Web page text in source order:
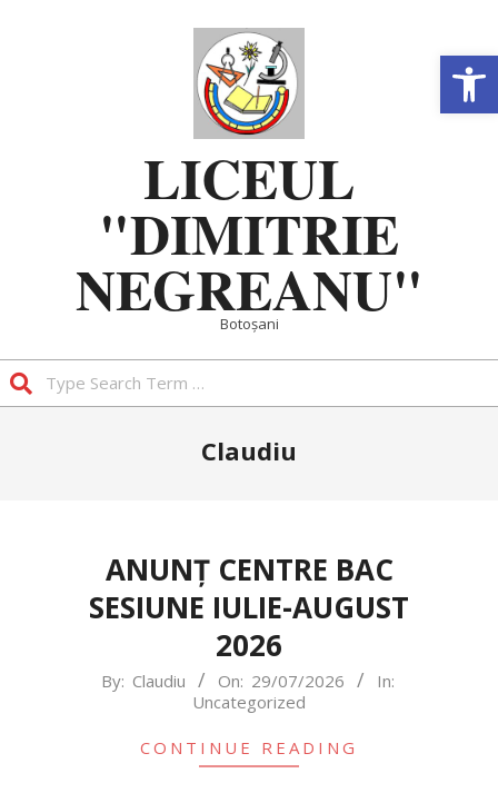
LICEUL
"DIMITRIE
NEGREANU"
Botoșani
Claudiu
ANUNȚ CENTRE BAC
SESIUNE IULIE-AUGUST
2026
2026-By: Claudiu On: 29/07/2026
In:
Uncategorized
CONTINUE READING